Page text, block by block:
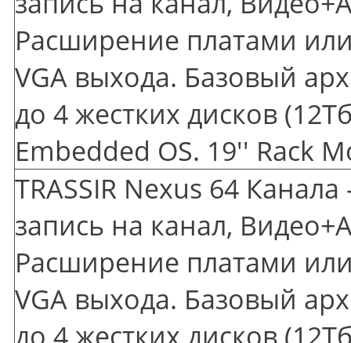
Расширение платами
VGA выхода. Базовый
до 4 жестких дисков (12
Embedded OS. 19'' Rack
TRASSIR Nexus 64
запись на канал,
Расширение платами
VGA выхода. Базовый
до 4 жестких дисков (12